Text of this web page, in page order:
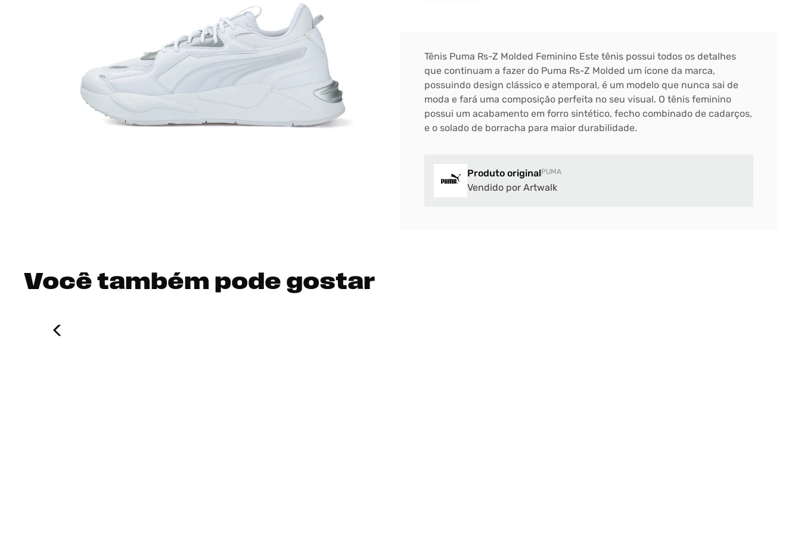
Tênis Puma Rs-Z Molded Feminino Este tênis possui todos os detalhes
que continuam a fazer do Puma Rs-Z Molded um ícone da marca,
possuindo design clássico e atemporal, é um modelo que nunca sai de
moda e fará uma composição perfeita no seu visual. O tênis feminino
possui um acabamento em forro sintético, fecho combinado de cadarços,
e o solado de borracha para maior durabilidade.
Produto originalPUMA
Vendido por Artwalk
Você também pode gostar